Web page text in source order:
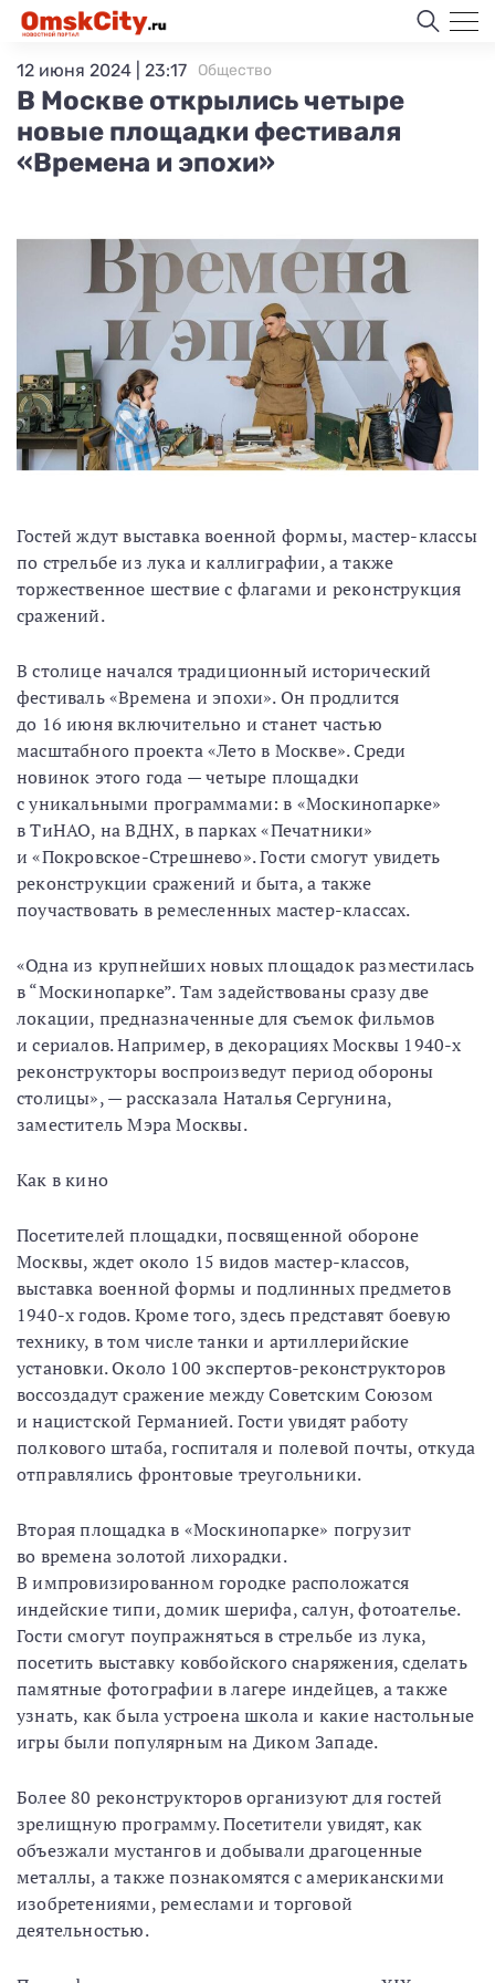
В Москве открылись четыре
новые площадки фестиваля
«Времена и эпохи»
12 июня 2024 | 23:17 Общество
Гостей ждут выставка военной формы, мастер-классы
по стрельбе из лука и каллиграфии, а также
торжественное шествие с флагами и реконструкция
сражений.
В столице начался традиционный исторический
фестиваль «Времена и эпохи». Он продлится
до 16 июня включительно и станет частью
масштабного проекта «Лето в Москве». Среди
новинок этого года — четыре площадки
с уникальными программами: в «Москинопарке»
в ТиНАО, на ВДНХ, в парках «Печатники»
и «Покровское-Стрешнево». Гости смогут увидеть
реконструкции сражений и быта, а также
поучаствовать в ремесленных мастер-классах.
«Одна из крупнейших новых площадок разместилась
в “Москинопарке”. Там задействованы сразу две
локации, предназначенные для съемок фильмов
и сериалов. Например, в декорациях Москвы 1940-х
реконструкторы воспроизведут период обороны
столицы», — рассказала Наталья Сергунина,
заместитель Мэра Москвы.
Как в кино
Посетителей площадки, посвященной обороне
Москвы, ждет около 15 видов мастер-классов,
выставка военной формы и подлинных предметов
1940-х годов. Кроме того, здесь представят боевую
технику, в том числе танки и артиллерийские
установки. Около 100 экспертов-реконструкторов
воссоздадут сражение между Советским Союзом
и нацистской Германией. Гости увидят работу
полкового штаба, госпиталя и полевой почты, откуда
отправлялись фронтовые треугольники.
Вторая площадка в «Москинопарке» погрузит
во времена золотой лихорадки.
В импровизированном городке расположатся
индейские типи, домик шерифа, салун, фотоателье.
Гости смогут поупражняться в стрельбе из лука,
посетить выставку ковбойского снаряжения, сделать
памятные фотографии в лагере индейцев, а также
узнать, как была устроена школа и какие настольные
игры были популярным на Диком Западе.
Более 80 реконструкторов организуют для гостей
зрелищную программу. Посетители увидят, как
объезжали мустангов и добывали драгоценные
металлы, а также познакомятся с американскими
изобретениями, ремеслами и торговой
деятельностью.